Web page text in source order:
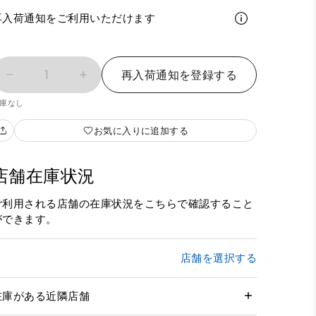
入荷通知をご利用いただけます
1 再入荷通知を登録する
なし
お気に入りに追加する
舗在庫状況
利用される店舗の在庫状況をこちらで確認すること
きます。
店舗を選択する
庫がある近隣店舗